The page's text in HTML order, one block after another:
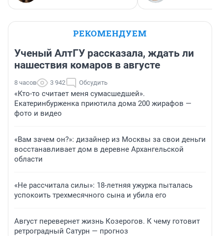
РЕКОМЕНДУЕМ
Ученый АлтГУ рассказала, ждать ли
нашествия комаров в августе
8 часов 3 942 Обсудить
«Кто-то считает меня сумасшедшей».
Екатеринбурженка приютила дома 200 жирафов —
фото и видео
«Вам зачем он?»: дизайнер из Москвы за свои деньги
восстанавливает дом в деревне Архангельской
области
«Не рассчитала силы»: 18-летняя ужурка пыталась
успокоить трехмесячного сына и убила его
Август перевернет жизнь Козерогов. К чему готовит
ретроградный Сатурн — прогноз